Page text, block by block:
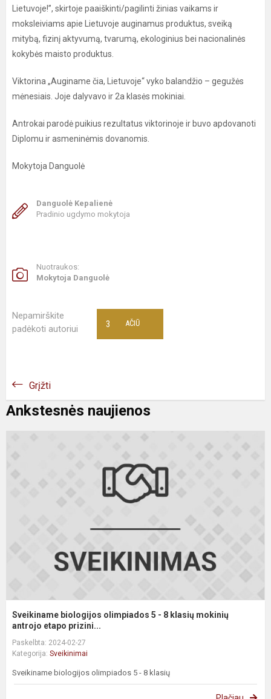
Lietuvoje!”, skirtoje paaiškinti/pagilinti žinias vaikams ir
moksleiviams apie Lietuvoje auginamus produktus, sveiką
mitybą, fizinį aktyvumą, tvarumą, ekologinius bei nacionalinės
kokybės maisto produktus.
Viktorina „Auginame čia, Lietuvoje“ vyko balandžio – gegužės
mėnesiais. Joje dalyvavo ir 2a klasės mokiniai.
Antrokai parodė puikius rezultatus viktorinoje ir buvo apdovanoti
Diplomu ir asmeninėmis dovanomis.
Mokytoja Danguolė
Danguolė Kepalienė
Pradinio ugdymo mokytoja
Nuotraukos:
Mokytoja Danguolė
Nepamirškite
padėkoti autoriui
AČIŪ
3
Grįžti
Ankstesnės naujienos
Sveikiname biologijos olimpiados 5 - 8 klasių mokinių
antrojo etapo prizini...
Paskelbta: 2024-02-27
Kategorija: Sveikinimai
Sveikiname biologijos olimpiados 5 - 8 klasių